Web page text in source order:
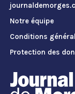
Notre équipe
Conditions
Protection des